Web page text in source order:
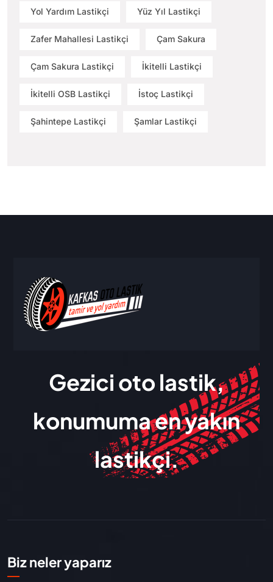
Yol Yardım Lastikçi Yüz Yıl Lastikçi
Zafer Mahallesi Lastikçi Çam Sakura
Çam Sakura Lastikçi İkitelli Lastikçi
İkitelli OSB Lastikçi İstoç Lastikçi
Şahintepe Lastikçi Şamlar Lastikçi
Gezici oto lastik,
konumuma en yakın
lastikçi.
Biz neler yaparız